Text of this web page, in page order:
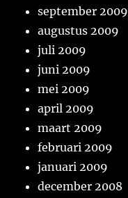
september 2009
augustus 2009
juli 2009
juni 2009
mei 2009
april 2009
maart 2009
februari 2009
januari 2009
december 2008